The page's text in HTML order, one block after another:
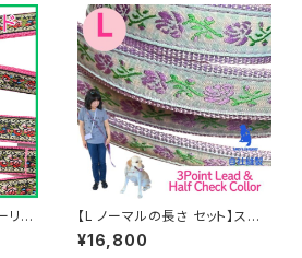
ジ 3
ダー
ープ使用
リー
ン
【L ノーマルの長さ セット】スリ
ーポイントリード＆ハーフチョー
クカラー セット 【パープルフラワ
¥16,800